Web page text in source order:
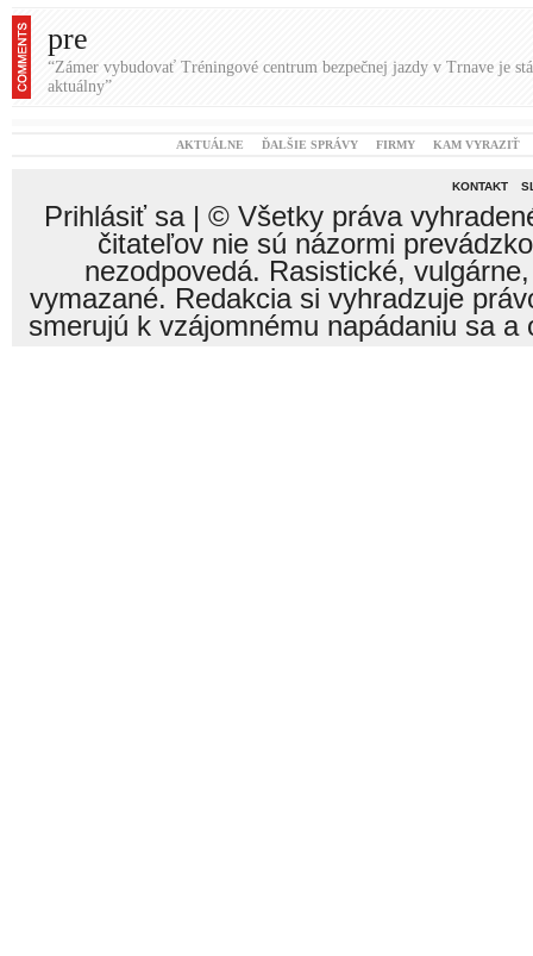
pre
“Zámer vybudovať Tréningové centrum bezpečnej jazdy v Trnave je
aktuálny”
AKTUÁLNE ĎALŠIE SPRÁVY FIRMY KAM VYRAZIŤ
KONTAKT
Prihlásiť sa| © Všetky práva
čitateľov nie sú názormi
nezodpovedá. Rasistické,
vymazané. Redakcia si vyhradzuje
smerujú k vzájomnému napádaniu sa